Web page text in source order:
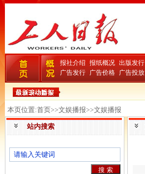
报社介绍 报纸概况 出版发行
广告发行 广告价格 广告投放
本页位置:首页>>文娱播报>>文娱播报
站内搜索